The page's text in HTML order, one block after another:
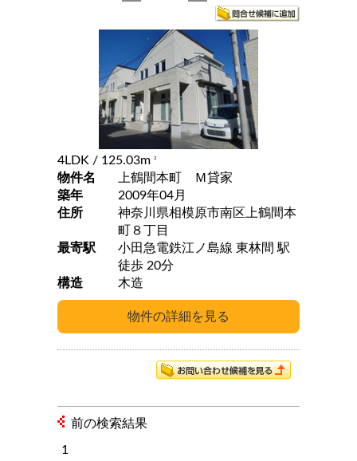
4LDK / 125.03m 2
物件名
上鶴間本町 Ｍ貸家
築年
2009年04月
住所
神奈川県相模原市南区上鶴間本
町８丁目
最寄駅
小田急電鉄江ノ島線 東林間 駅
徒歩 20分
構造
木造
前の検索結果
1